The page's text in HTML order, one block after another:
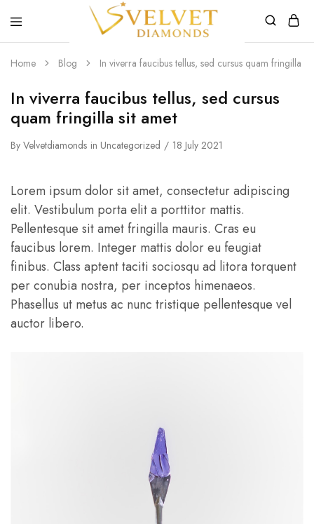
Diamonds
Custom
Bespoke
Natural
and
Lab
Diamond
Rings
the
UK
and
Home Blog In viverra faucibus tellus, sed cursus quam fringilla
In viverra faucibus tellus, sed cursus
quam fringilla sit amet
By Velvetdiamonds in Uncategorized 18 July 2021
Lorem ipsum dolor sit amet, consectetur adipiscing
elit. Vestibulum porta elit a porttitor mattis.
Pellentesque sit amet fringilla mauris. Cras eu
faucibus lorem. Integer mattis dolor eu feugiat
finibus. Class aptent taciti sociosqu ad litora torquent
per conubia nostra, per inceptos himenaeos.
Phasellus ut metus ac nunc tristique pellentesque vel
auctor libero.